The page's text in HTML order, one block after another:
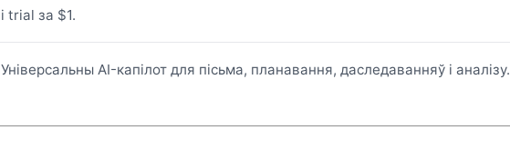
і trial за $1.
Універсальны AI-капілот для пісьма, планавання, даследаванняў і аналізу.